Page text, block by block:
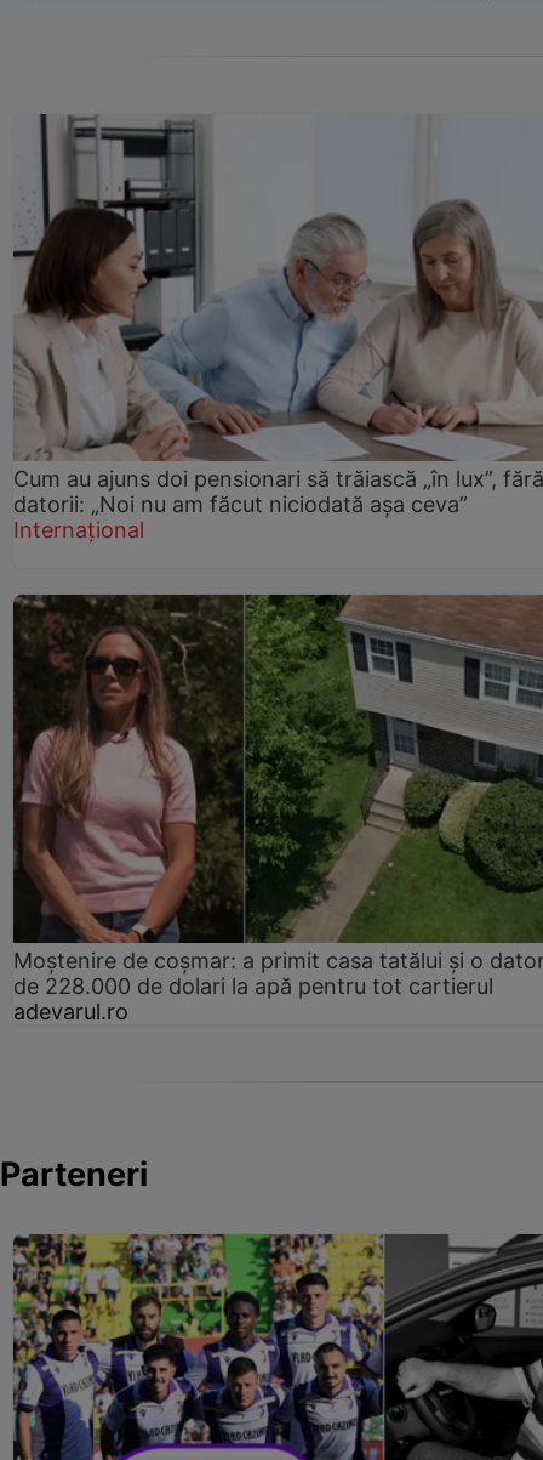
Cum au ajuns doi pensionari să trăiască „în lux”, fără
datorii: „Noi nu am făcut niciodată așa ceva”
Internațional
Moștenire de coșmar: a primit casa tatălui și o
de 228.000 de dolari la apă pentru tot cartierul
adevarul.ro
Parteneri